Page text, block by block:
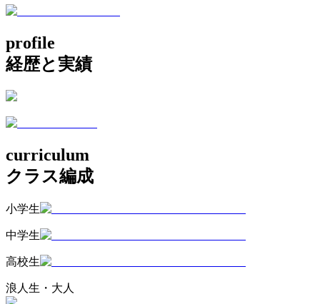
profile
経歴と実績
curriculum
クラス編成
小学生
中学生
高校生
浪人生・大人